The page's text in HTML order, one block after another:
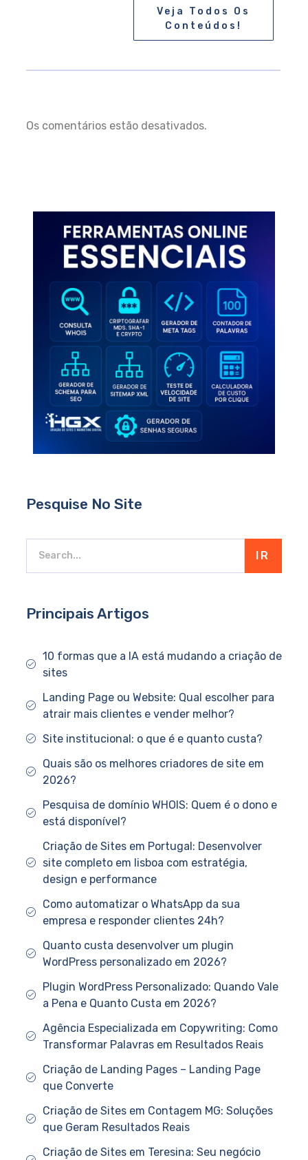
Veja Todos Os
Conteúdos!
Os comentários estão desativados.
Pesquise No Site
IR
Principais Artigos
10 formas que a IA está mudando a criação de
sites
Landing Page ou Website: Qual escolher para
atrair mais clientes e vender melhor?
Site institucional: o que é e quanto custa?
Quais são os melhores criadores de site em
2026?
Pesquisa de domínio WHOIS: Quem é o dono e
está disponível?
Criação de Sites em Portugal: Desenvolver
site completo em lisboa com estratégia,
design e performance
Como automatizar o WhatsApp da sua
empresa e responder clientes 24h?
Quanto custa desenvolver um plugin
WordPress personalizado em 2026?
Plugin WordPress Personalizado: Quando Vale
a Pena e Quanto Custa em 2026?
Agência Especializada em Copywriting: Como
Transformar Palavras em Resultados Reais
Criação de Landing Pages – Landing Page
que Converte
Criação de Sites em Contagem MG: Soluções
que Geram Resultados Reais
Criação de Sites em Teresina: Seu negócio